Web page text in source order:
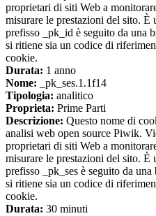
proprietari di siti Web a
misurare le prestazioni del sito.
prefisso _pk_id è seguito da una
si ritiene sia un codice di
cookie.
Durata: 1 anno
Nome: _pk_ses.1.1f14
Tipologia: analitico
Proprieta: Prime Parti
Descrizione: Questo nome di
analisi web open source Piwik.
proprietari di siti Web a
misurare le prestazioni del sito.
prefisso _pk_ses è seguito da
si ritiene sia un codice di
cookie.
Durata: 30 minuti